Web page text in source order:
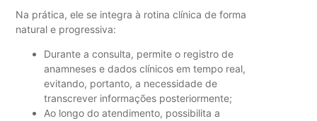
Na prática, ele se integra à rotina clínica de forma
natural e progressiva:
Durante a consulta, permite o registro de
anamneses e dados clínicos em tempo real,
evitando, portanto, a necessidade de
transcrever informações posteriormente;
Ao longo do atendimento, possibilita a